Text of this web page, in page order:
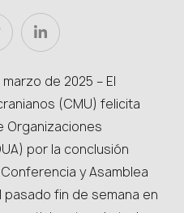
de 2025 – El
(CMU) felicita
Organizaciones
por la conclusión
y Asamblea
pasado fin de semana en